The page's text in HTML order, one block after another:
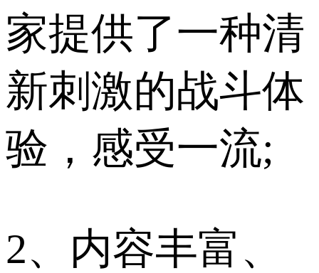
家提供了一种清
新刺激的战斗体
验，感受一流;
2、内容丰富、